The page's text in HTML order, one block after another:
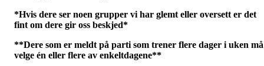
*Hvis dere ser noen grupper vi har glemt eller oversett er det
fint om dere gir oss beskjed*
**Dere som er meldt på parti som trener flere dager i uken må
velge én eller flere av enkeltdagene**